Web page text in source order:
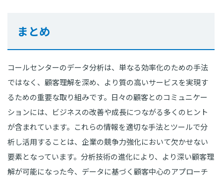
まとめ
コールセンターのデータ分析は、単なる効率化のための手法
ではなく、顧客理解を深め、より質の高いサービスを実現す
るための重要な取り組みです。日々の顧客とのコミュニケー
ションには、ビジネスの改善や成長につながる多くのヒント
が含まれています。これらの情報を適切な手法とツールで分
析し活用することは、企業の競争力強化において欠かせない
要素となっています。分析技術の進化により、より深い顧客理
解が可能になった今、データに基づく顧客中心のアプローチ